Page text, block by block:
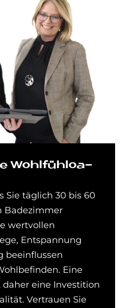
Wohl­fühlo­a­
Sie täglich 30 bis 60
Badezimmer
wertvollen
Entspannung
beeinflussen
Eine
eine Investition
Vertrauen Sie